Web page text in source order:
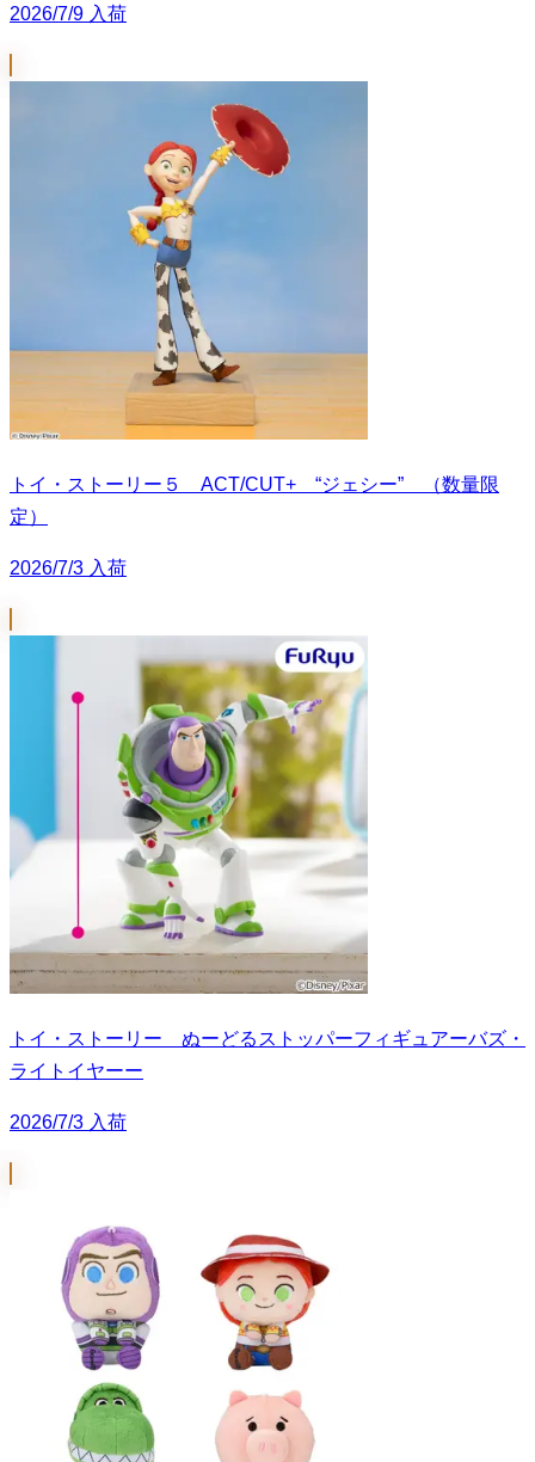
2026/7/9 入荷
トイ・ストーリー５ ACT/CUT+ “ジェシー” （数量限
定）
2026/7/3 入荷
トイ・ストーリー ぬーどるストッパーフィギュアーバズ・
ライトイヤーー
2026/7/3 入荷